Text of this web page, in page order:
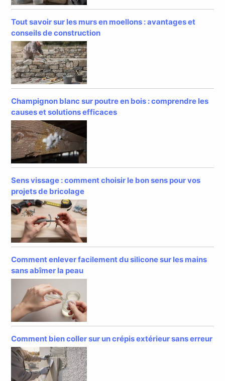
Tout savoir sur les murs en moellons : avantages et
conseils de construction
Champignon blanc sur poutre en bois : comprendre les
causes et solutions efficaces
Sens vissage : comment choisir le bon sens pour vos
projets de bricolage
Comment enlever facilement du silicone sur les mains
sans abîmer la peau
Comment bien coller sur un crépis extérieur sans erreur